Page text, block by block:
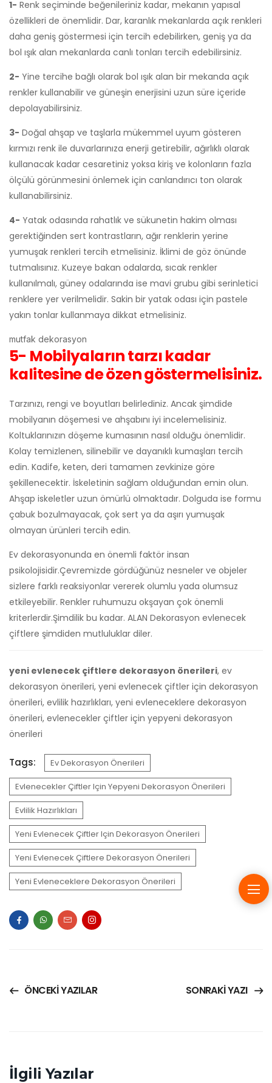
1- Renk seçiminde beğenileriniz kadar, mekanın yapısal
özellikleri de önemlidir. Dar, karanlık mekanlarda açık renkleri
daha geniş göstermesi için tercih edebilirken, geniş ya da
bol ışık alan mekanlarda canlı tonları tercih edebilirsiniz.
2- Yine tercihe bağlı olarak bol ışık alan bir mekanda açık
renkler kullanabilir ve güneşin enerjisini uzun süre içeride
depolayabilirsiniz.
3- Doğal ahşap ve taşlarla mükemmel uyum gösteren
kırmızı renk ile duvarlarınıza enerji getirebilir, ağırlıklı olarak
kullanacak kadar cesaretiniz yoksa kiriş ve kolonların fazla
ölçülü görünmesini önlemek için canlandırıcı ton olarak
kullanabilirsiniz.
4- Yatak odasında rahatlık ve sükunetin hakim olması
gerektiğinden sert kontrastların, ağır renklerin yerine
yumuşak renkleri tercih etmelisiniz. İklimi de göz önünde
tutmalısınız. Kuzeye bakan odalarda, sıcak renkler
kullanılmalı, güney odalarında ise mavi grubu gibi serinletici
renklere yer verilmelidir. Sakin bir yatak odası için pastele
yakın tonlar kullanmaya dikkat etmelisiniz.
mutfak dekorasyon
5- Mobilyaların tarzı kadar
kalitesine de özen göstermelisiniz.
Tarzınızı, rengi ve boyutları belirlediniz. Ancak şimdide
mobilyanın döşemesi ve ahşabını iyi incelemelisiniz.
Koltuklarınızın döşeme kumasının nasıl olduğu önemlidir.
Kolay temizlenen, silinebilir ve dayanıklı kumaşları tercih
edin. Kadife, keten, deri tamamen zevkinize göre
şekillenecektir. İskeletinin sağlam olduğundan emin olun.
Ahşap iskeletler uzun ömürlü olmaktadır. Dolguda ise formu
çabuk bozulmayacak, çok sert ya da aşırı yumuşak
olmayan ürünleri tercih edin.
Ev dekorasyonunda en önemli faktör insan
psikolojisidir.Çevremizde gördüğünüz nesneler ve objeler
sizlere farklı reaksiyonlar vererek olumlu yada olumsuz
etkileyebilir. Renkler ruhumuzu okşayan çok önemli
kriterlerdir.Şimdilik bu kadar. ALAN Dekorasyon evlenecek
çiftlere şimdiden mutluluklar diler.
yeni evlenecek çiftlere dekorasyon önerileri, ev
dekorasyon önerileri, yeni evlenecek çiftler için dekorasyon
önerileri, evlilik hazırlıkları, yeni evleneceklere dekorasyon
önerileri, evlenecekler çiftler için yepyeni dekorasyon
önerileri
Tags: Ev Dekorasyon Önerileri
Evlenecekler Çiftler Için Yepyeni Dekorasyon Önerileri
Evlilik Hazırlıkları
Yeni Evlenecek Çiftler Için Dekorasyon Önerileri
Yeni Evlenecek Çiftlere Dekorasyon Önerileri
Yeni Evleneceklere Dekorasyon Önerileri
ÖNCEKI YAZILAR SONRAKI YAZI
İlgili Yazılar